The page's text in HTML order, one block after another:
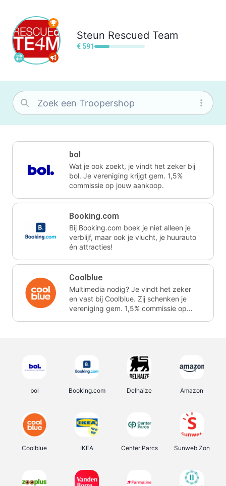
Steun Rescued Team
€ 591
bol
Wat je ook zoekt, je vindt het zeker bij
bol. Je vereniging krijgt gem. 1,5%
commissie op jouw aankoop.
Booking.com
Bij Booking.com boek je niet alleen je
verblijf, maar ook je vlucht, je huurauto
én attracties!
Coolblue
Multimedia nodig? Je vindt het zeker
en vast bij Coolblue. Zij schenken je
vereniging gem. 1,5% commissie op
bol Booking.com Delhaize Amazon
Coolblue IKEA Center Parcs Sunweb Zon